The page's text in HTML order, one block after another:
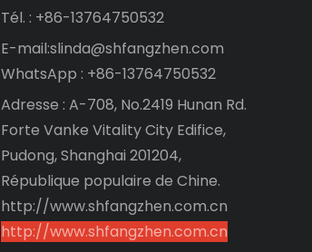
Tél. : +86-13764750532
E-mail:slinda@shfangzhen.com
WhatsApp : +86-13764750532
Adresse : A-708, No.2419 Hunan Rd.
Forte Vanke Vitality City Edifice,
Pudong, Shanghai 201204,
République populaire de Chine.
http://www.shfangzhen.com.cn
http://www.shfangzhen.com.cn